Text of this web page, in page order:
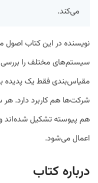
می‌کند.
نویسنده در این کتاب اصول
سیستم‌های مختلف را
مقیاس‌بندی فقط یک پدیده
شرکت‌ها هم کاربرد دارد.
هم پیوسته تشکیل شده‌اند
اعمال می‌شود.
درباره کتاب